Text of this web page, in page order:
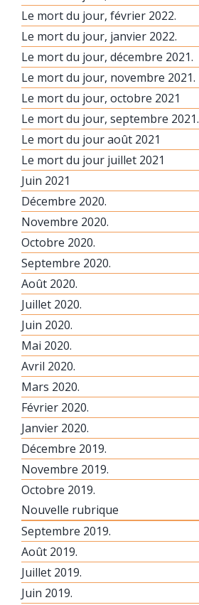
Le mort du jour, février 2022.
Le mort du jour, janvier 2022.
Le mort du jour, décembre 2021.
Le mort du jour, novembre 2021.
Le mort du jour, octobre 2021
Le mort du jour, septembre 2021.
Le mort du jour août 2021
Le mort du jour juillet 2021
Juin 2021
Décembre 2020.
Novembre 2020.
Octobre 2020.
Septembre 2020.
Août 2020.
Juillet 2020.
Juin 2020.
Mai 2020.
Avril 2020.
Mars 2020.
Février 2020.
Janvier 2020.
Décembre 2019.
Novembre 2019.
Octobre 2019.
Nouvelle rubrique
Septembre 2019.
Août 2019.
Juillet 2019.
Juin 2019.